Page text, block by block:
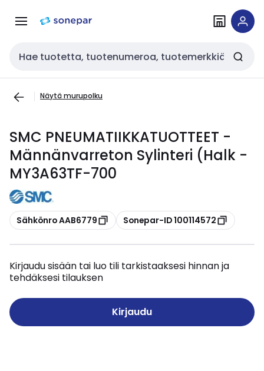
navigointiinsisältöön
Haku
Näytä murupolku
SMC PNEUMATIIKKATUOTTEET -
Männänvarreton Sylinteri (Halk -
MY3A63TF-700
Kopioi
Sähkönro AAB6779 Kopioi
Sonepar-ID 100114572
Kirjaudu sisään tai luo tili tarkistaaksesi hinnan ja
tehdäksesi tilauksen
Kirjaudu